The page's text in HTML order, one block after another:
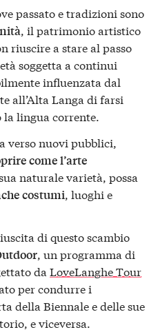
passato e tradizioni sono
, il patrimonio artistico
riuscire a stare al passo
soggetta a continui
influenzata dal
all’Alta Langa di farsi
lingua corrente.
verso nuovi pubblici,
come l’arte
naturale varietà, possa
costumi, luoghi e
di questo scambio
, un programma di
daLoveLanghe Tour
per condurre i
della Biennale e delle sue
e viceversa.